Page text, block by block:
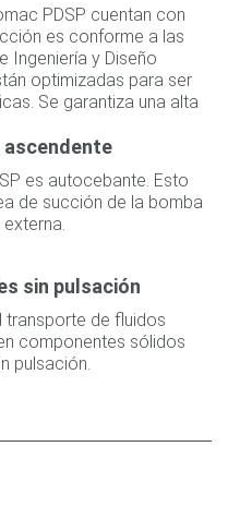
PDSP cuentan con
es conforme a las
Ingeniería y Diseño
optimizadas para ser
Se garantiza una alta
ascendente
es autocebante. Esto
de succión de la bomba
sin pulsación
transporte de fluidos
componentes sólidos
pulsación.